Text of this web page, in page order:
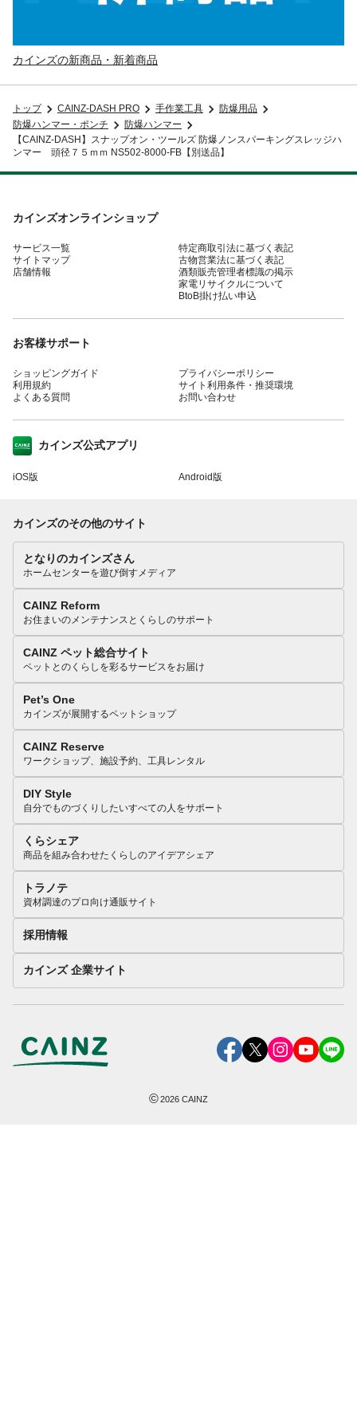
カインズの新商品・新着商品
トップ CAINZ-DASH PRO 手作業工具
防爆用品
防爆ハンマー・ポンチ
防爆ハンマー
【CAINZ-DASH】スナップオン・ツールズ 防爆ノンスパーキングスレッジハ
ンマー 頭径７５ｍｍ NS502-8000-FB【別送品】
カインズオンラインショップ
サービス一覧
サイトマップ
店舗情報
特定商取引法に基づく表記
古物営業法に基づく表記
酒類販売管理者標識の掲示
家電リサイクルについて
BtoB掛け払い申込
お客様サポート
ショッピングガイド
利用規約
よくある質問
プライバシーポリシー
サイト利用条件・推奨環境
お問い合わせ
カインズ公式アプリ
iOS版 Android版
カインズのその他のサイト
となりのカインズさん
ホームセンターを遊び倒すメディア
CAINZ Reform
お住まいのメンテナンスとくらしのサポート
CAINZ ペット総合サイト
ペットとのくらしを彩るサービスをお届け
Pet’s One
カインズが展開するペットショップ
CAINZ Reserve
ワークショップ、施設予約、工具レンタル
DIY Style
自分でものづくりしたいすべての人をサポート
くらシェア
商品を組み合わせたくらしのアイデアシェア
トラノテ
資材調達のプロ向け通販サイト
採用情報
カインズ 企業サイト
©2026 CAINZ